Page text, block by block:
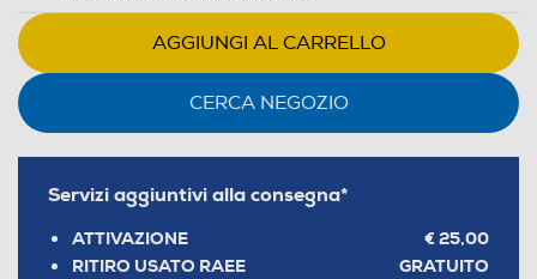
AGGIUNGI AL CARRELLO
CERCA NEGOZIO
Servizi aggiuntivi alla consegna*
ATTIVAZIONE
€ 25,00
RITIRO USATO RAEE
GRATUITO